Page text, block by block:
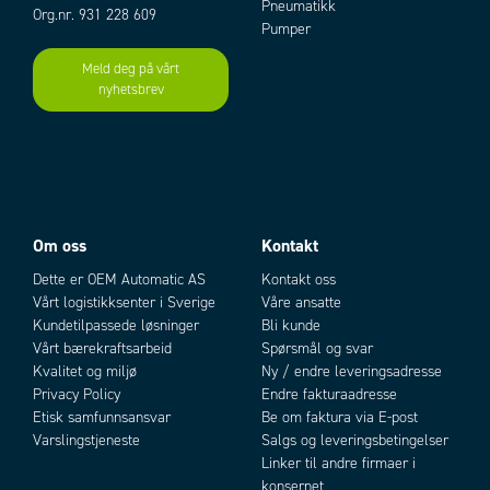
halvledersikringene lett tilgjengelig under lokket på toppen på alle
Revo S finnes i flere størrelser i 1-, 2- og 3-fase modeller, med ulike typer
av styring som av/på styring i nullvoltsgjennomgang, samt analog styring,
PLASSBESPARING I ELTAVLEN
Med innebygde halvledersikringer tilpasset tyristorstyringen tar CD
Automations tyristorenheter betydelig mindre plass sammenlignet med
løsninger der tyristor og sikringer er separate komponenter.
Dette innebærer også at kablingen, monteringen og innkjøp forenkles da
disse delene allerede er montert i enheten.
Add to existing cart row
Org.nr. 931 228 609
Meld deg på vårt
nyhetsbrev
Pneumatikk
Pumper
Om oss
Dette er OEM Automatic AS
Vårt logistikksenter i Sverige
Kundetilpassede løsninger
Vårt bærekraftsarbeid
Kvalitet og miljø
Privacy Policy
Etisk samfunnsansvar
Varslingstjeneste
Kontakt
Kontakt oss
Våre ansatte
Bli kunde
Spørsmål og svar
Ny / endre leveringsadresse
Endre fakturaadresse
Be om faktura via E-post
Salgs og leveringsbetingelser
Linker til andre firmaer i